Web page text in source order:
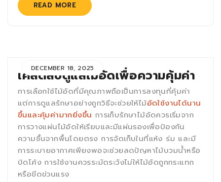
READ MORE
DECEMBER 18, 2025
เคล็ดลับดูแลไม้อัดเพื่อความคุ้มค่า
การเลือกใช้ไม้อัดที่มีคุณภาพถือเป็นการลงทุนที่คุ้มค่า
แต่การดูแลรักษาอย่างถูกวิธีจะช่วยให้ไม้อัดใช้งานได้นาน
ขึ้นและคุ้มค่ามากยิ่งขึ้น การเก็บรักษาไม้อัดควรเริ่มจาก
การวางแผ่นไม้อัดให้เรียบและมีแผ่นรองเพื่อป้องกัน
ความชื้นจากพื้นโดยตรง การจัดเก็บในที่แห้ง ร่ม และมี
การระบายอากาศเพียงพอจะช่วยลดปัญหาไม้บวมน้ำหรือ
บิดโค้ง การใช้งานควรระมัดระวังไม่ให้ไม้อัดถูกกระแทก
หรือขีดข่วนแรง